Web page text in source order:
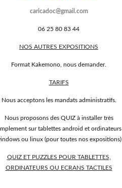
caricadoc@gmail.com
06 25 80 83 44
NOS AUTRES EXPOSITIONS
Format Kakemono, nous demander.
TARIFS
Nous acceptons les mandats administratifs.
Nous proposons des QUIZ à installer très
sur tablettes android et ordinateurs
ou linux (pour toutes nos expositions)
QUIZ ET PUZZLES POUR TABLETTES,
ORDINATEURS OU ECRANS TACTILES